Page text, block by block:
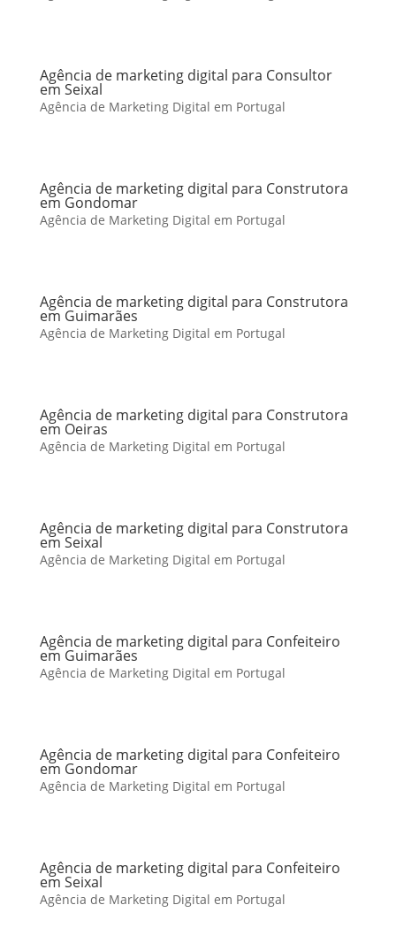
Agência de marketing digital para Consultor
em Seixal
Agência de Marketing Digital em Portugal
Agência de marketing digital para Construtora
em Gondomar
Agência de Marketing Digital em Portugal
Agência de marketing digital para Construtora
em Guimarães
Agência de Marketing Digital em Portugal
Agência de marketing digital para Construtora
em Oeiras
Agência de Marketing Digital em Portugal
Agência de marketing digital para Construtora
em Seixal
Agência de Marketing Digital em Portugal
Agência de marketing digital para Confeiteiro
em Guimarães
Agência de Marketing Digital em Portugal
Agência de marketing digital para Confeiteiro
em Gondomar
Agência de Marketing Digital em Portugal
Agência de marketing digital para Confeiteiro
em Seixal
Agência de Marketing Digital em Portugal